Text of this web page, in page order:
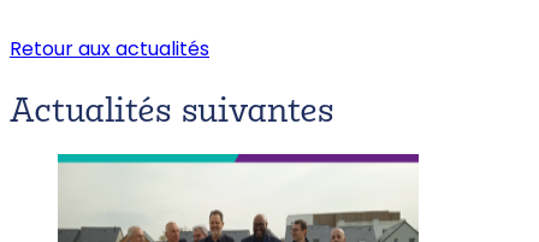
Retour aux actualités
Actualités suivantes